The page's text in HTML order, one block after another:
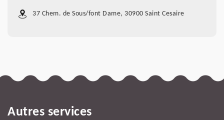
37 Chem. de Sous/font Dame, 30900 Saint Cesaire
Autres services